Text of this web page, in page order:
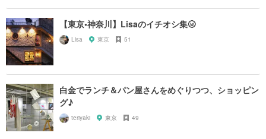
【東京•神奈川】Lisaのイチオシ集🌝
Lisa 東京 51
白金でランチ＆パン屋さんをめぐりつつ、ショッピン
グ♪
teriyaki 東京 49